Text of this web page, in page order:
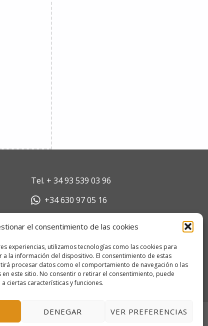
el consentimiento de las cookies
experiencias, utilizamos tecnologías como las cookies para
a la información del dispositivo. El consentimiento de estas
procesar datos como el comportamiento de navegación o las
en este sitio. No consentir o retirar el consentimiento, puede
ciertas características y funciones.
DENEGAR VER PREFERENCIAS
Tel. + 34 93 539 03 96
+34 630 97 05 16
B64046741
Pallars 35, 08192 Sant Quirze del
Vallés, Barcelona, España